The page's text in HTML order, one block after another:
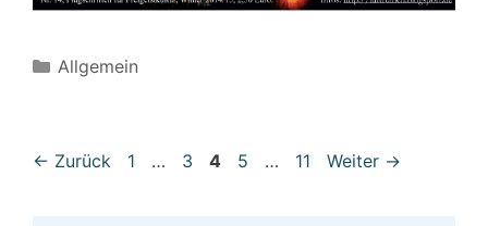
Kategorien
Allgemein
Beitrags-
← Zurück Seite
1 … Seite
3 Seite
4 Seite
5 … Seite
11 Weiter →